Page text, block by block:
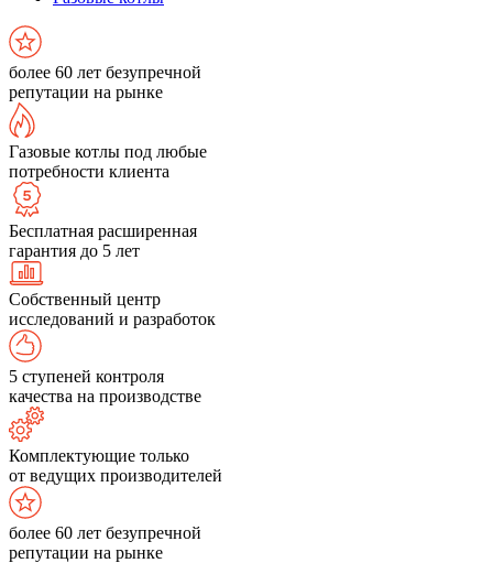
более 60 лет безупречной
репутации на рынке
Газовые котлы под любые
потребности клиента
Бесплатная расширенная
гарантия до 5 лет
Собственный центр
исследований и разработок
5 ступеней контроля
качества на производстве
Комплектующие только
от ведущих производителей
более 60 лет безупречной
репутации на рынке